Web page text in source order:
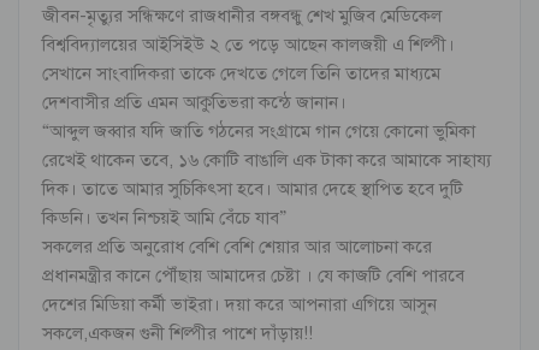
জীবন-মৃত্যুর সন্ধিক্ষণে রাজধানীর বঙ্গবন্ধু শেখ মুজিব মেডিকেল
বিশ্ববিদ্যালয়ের আইসিইউ ২ তে পড়ে আছেন কালজয়ী এ শিল্পী।
সেখানে সাংবাদিকরা তাকে দেখতে গেলে তিনি তাদের মাধ্যমে
দেশবাসীর প্রতি এমন আকুতিভরা কন্ঠে জানান।
“আব্দুল জব্বার যদি জাতি গঠনের সংগ্রামে গান গেয়ে কোনো ভুমিকা
রেখেই থাকেন তবে, ১৬ কোটি বাঙালি এক টাকা করে আমাকে সাহায্য
দিক। তাতে আমার সুচিকিৎসা হবে। আমার দেহে স্থাপিত হবে দুটি
কিডনি। তখন নিশ্চয়ই আমি বেঁচে যাব”
সকলের প্রতি অনুরোধ বেশি বেশি শেয়ার আর আলোচনা করে
প্রধানমন্ত্রীর কানে পৌঁছায় আমাদের চেষ্টা । যে কাজটি বেশি পারবে
দেশের মিডিয়া কর্মী ভাইরা। দয়া করে আপনারা এগিয়ে আসুন
সকলে,একজন গুনী শিল্পীর পাশে দাঁড়ায়!!